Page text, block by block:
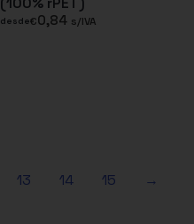
desde€0,84 s/IVA
13 14 15 →